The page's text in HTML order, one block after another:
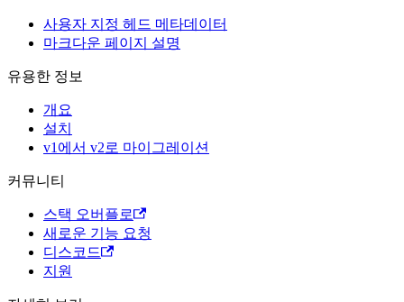
사용자 지정 헤드 메타데이터
마크다운 페이지 설명
유용한 정보
개요
설치
v1에서 v2로 마이그레이션
커뮤니티
스택 오버플로
새로운 기능 요청
디스코드
지원